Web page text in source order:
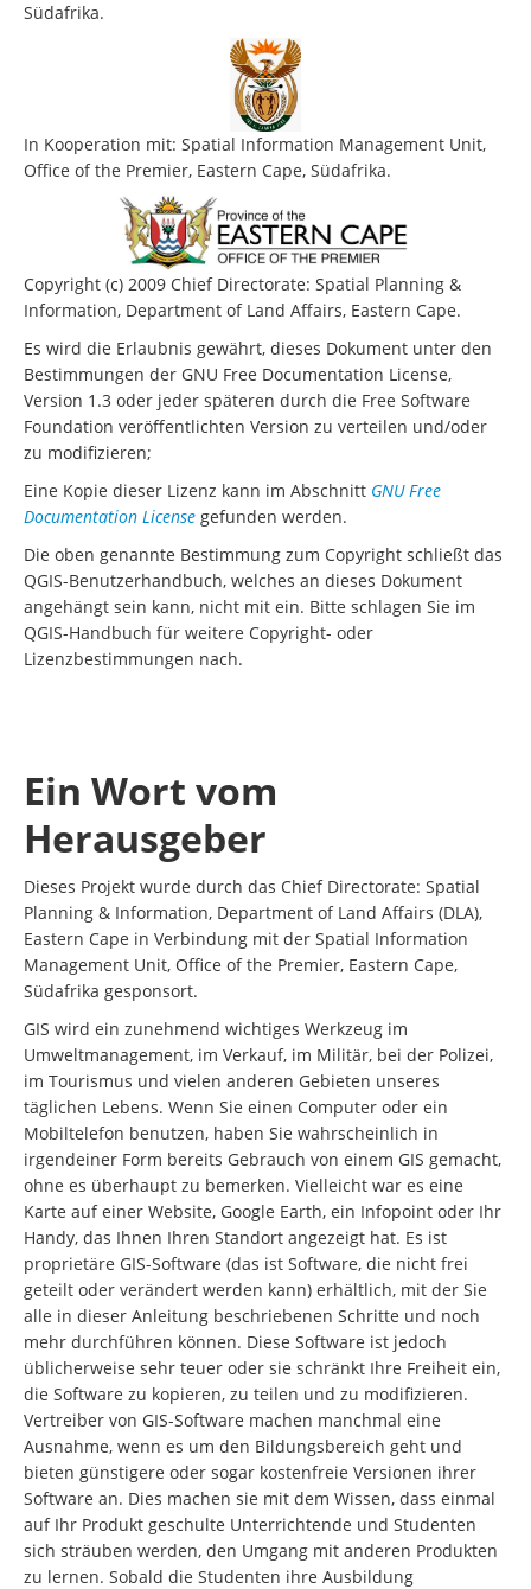
Südafrika.
In Kooperation mit: Spatial Information Management Unit,
Office of the Premier, Eastern Cape, Südafrika.
Copyright (c) 2009 Chief Directorate: Spatial Planning &
Information, Department of Land Affairs, Eastern Cape.
Es wird die Erlaubnis gewährt, dieses Dokument unter den
Bestimmungen der GNU Free Documentation License,
Version 1.3 oder jeder späteren durch die Free Software
Foundation veröffentlichten Version zu verteilen und/oder
zu modifizieren;
Eine Kopie dieser Lizenz kann im Abschnitt GNU Free
Documentation License gefunden werden.
Die oben genannte Bestimmung zum Copyright schließt das
QGIS-Benutzerhandbuch, welches an dieses Dokument
angehängt sein kann, nicht mit ein. Bitte schlagen Sie im
QGIS-Handbuch für weitere Copyright- oder
Lizenzbestimmungen nach.
Ein Wort vom
Herausgeber
Dieses Projekt wurde durch das Chief Directorate: Spatial
Planning & Information, Department of Land Affairs (DLA),
Eastern Cape in Verbindung mit der Spatial Information
Management Unit, Office of the Premier, Eastern Cape,
Südafrika gesponsort.
GIS wird ein zunehmend wichtiges Werkzeug im
Umweltmanagement, im Verkauf, im Militär, bei der Polizei,
im Tourismus und vielen anderen Gebieten unseres
täglichen Lebens. Wenn Sie einen Computer oder ein
Mobiltelefon benutzen, haben Sie wahrscheinlich in
irgendeiner Form bereits Gebrauch von einem GIS gemacht,
ohne es überhaupt zu bemerken. Vielleicht war es eine
Karte auf einer Website, Google Earth, ein Infopoint oder Ihr
Handy, das Ihnen Ihren Standort angezeigt hat. Es ist
proprietäre GIS-Software (das ist Software, die nicht frei
geteilt oder verändert werden kann) erhältlich, mit der Sie
alle in dieser Anleitung beschriebenen Schritte und noch
mehr durchführen können. Diese Software ist jedoch
üblicherweise sehr teuer oder sie schränkt Ihre Freiheit ein,
die Software zu kopieren, zu teilen und zu modifizieren.
Vertreiber von GIS-Software machen manchmal eine
Ausnahme, wenn es um den Bildungsbereich geht und
bieten günstigere oder sogar kostenfreie Versionen ihrer
Software an. Dies machen sie mit dem Wissen, dass einmal
auf Ihr Produkt geschulte Unterrichtende und Studenten
sich sträuben werden, den Umgang mit anderen Produkten
zu lernen. Sobald die Studenten ihre Ausbildung